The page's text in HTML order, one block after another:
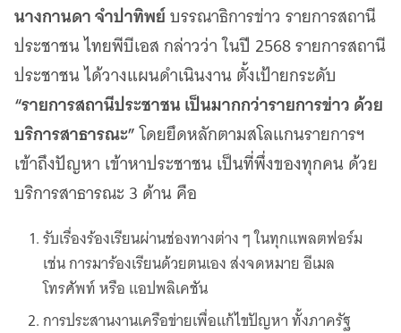
นางกานดา จำปาทิพย์บรรณาธิการข่าว รายการสถานี
ประชาชน ไทยพีบีเอส กล่าวว่า ในปี 2568 รายการสถานี
ประชาชน ได้วางแผนดำเนินงาน ตั้งเป้ายกระดับ
“รายการสถานีประชาชน เป็นมากกว่ารายการข่าว ด้วย
บริการสาธารณะ”โดยยึดหลักตามสโลแกนรายการฯ
เข้าถึงปัญหา เข้าหาประชาชน เป็นที่พึ่งของทุกคน ด้วย
บริการสาธารณะ 3 ด้าน คือ
รับเรื่องร้องเรียนผ่านช่องทางต่าง ๆ ในทุกแพลตฟอร์ม
เช่น การมาร้องเรียนด้วยตนเอง ส่งจดหมาย อีเมล
โทรศัพท์ หรือ แอปพลิเคชัน
การประสานงานเครือข่ายเพื่อแก้ไขปัญหา ทั้งภาครัฐ